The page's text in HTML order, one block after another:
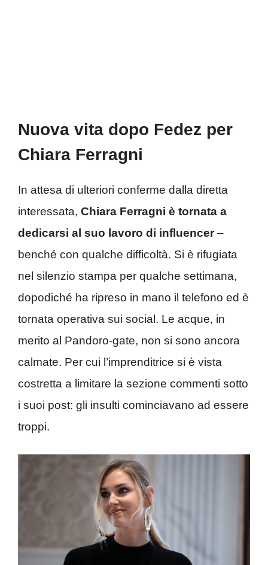
Nuova vita dopo Fedez per
Chiara Ferragni
In attesa di ulteriori conferme dalla diretta
interessata, Chiara Ferragni è tornata a
dedicarsi al suo lavoro di influencer–
benché con qualche difficoltà. Si è rifugiata
nel silenzio stampa per qualche settimana,
dopodiché ha ripreso in mano il telefono ed è
tornata operativa sui social. Le acque, in
merito al Pandoro-gate, non si sono ancora
calmate. Per cui l’imprenditrice si è vista
costretta a limitare la sezione commenti sotto
i suoi post: gli insulti cominciavano ad essere
troppi.